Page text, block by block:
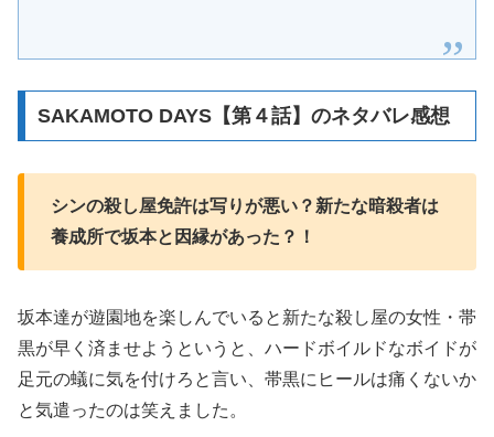
SAKAMOTO DAYS【第４話】のネタバレ感想
シンの殺し屋免許は写りが悪い？新たな暗殺者は
養成所で坂本と因縁があった？！
坂本達が遊園地を楽しんでいると新たな殺し屋の女性・帯
黒が早く済ませようというと、ハードボイルドなボイドが
足元の蟻に気を付けろと言い、帯黒にヒールは痛くないか
と気遣ったのは笑えました。